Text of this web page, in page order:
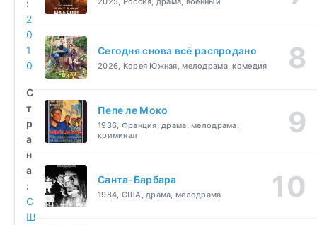
:
2
0
1
0
С
т
р
а
н
а
:
С
Ш
Сегодня снова всё распродано
2026, Корея Южная, мелодрама, комедия
Пепе ле Моко
1936, Франция, драма, мелодрама,
криминал
Санта-Барбара
1984, США, драма, мелодрама